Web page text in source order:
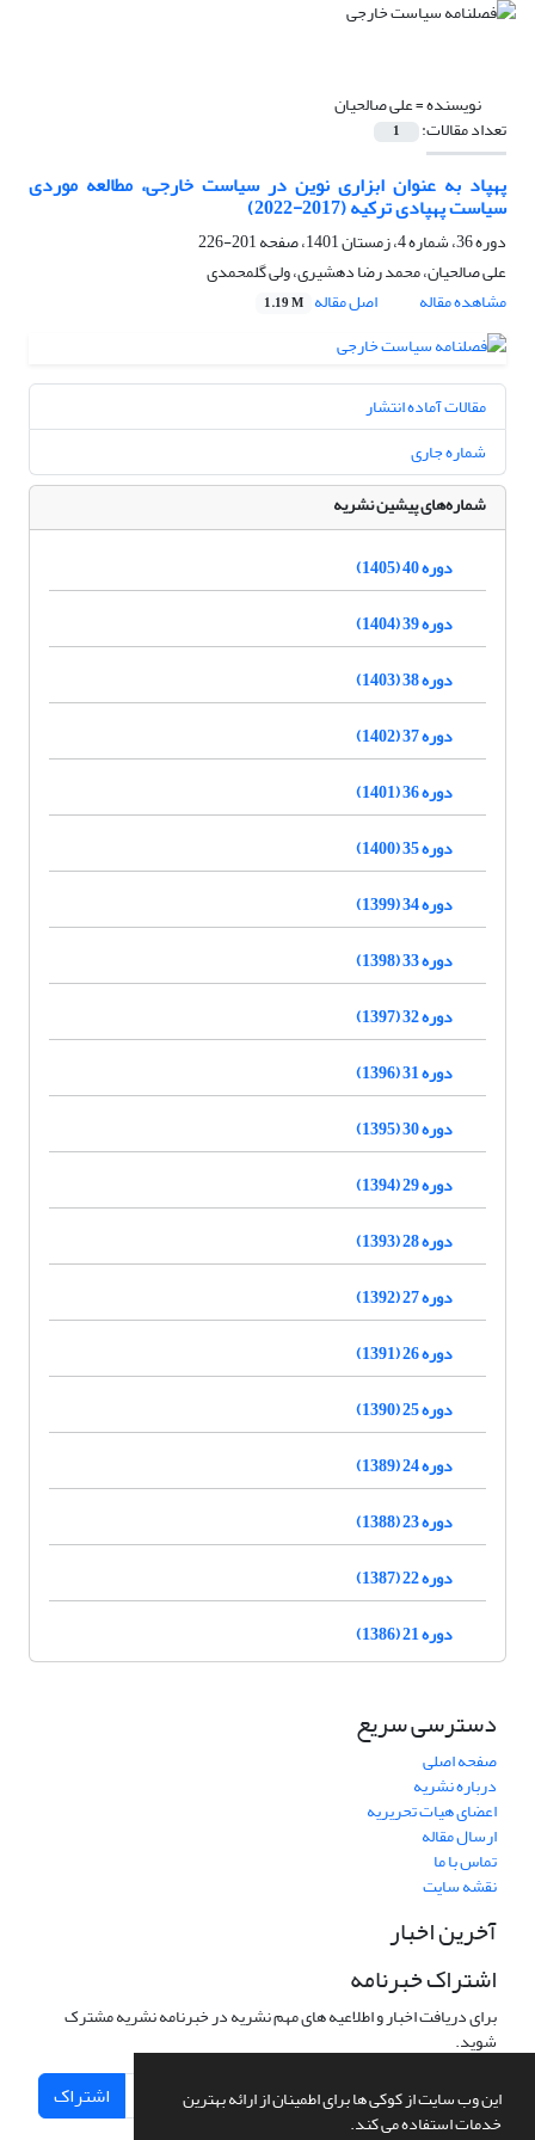
این وب سایت از کوکی ها برای اطمینان از ارائه بهترین
خدمات استفاده می کند.
نویسنده =علی صالحیان
تعداد مقالات: 1
پهپاد به عنوان ابزاری نوین در سیاست خارجی، مطالعه موردی
سیاست پهپادی ترکیه (2017-2022)
دوره 36، شماره 4، زمستان 1401، صفحه
201-226
علی صالحیان، محمد رضا دهشیری، ولی گلمحمدی
مشاهده مقاله
اصل مقاله 1.19 M
مقالات آماده انتشار
شماره جاری
شماره‌های پیشین نشریه
دوره 40 (1405)
دوره 39 (1404)
دوره 38 (1403)
دوره 37 (1402)
دوره 36 (1401)
دوره 35 (1400)
دوره 34 (1399)
دوره 33 (1398)
دوره 32 (1397)
دوره 31 (1396)
دوره 30 (1395)
دوره 29 (1394)
دوره 28 (1393)
دوره 27 (1392)
دوره 26 (1391)
دوره 25 (1390)
دوره 24 (1389)
دوره 23 (1388)
دوره 22 (1387)
دوره 21 (1386)
دسترسی سریع
صفحه اصلی
درباره نشریه
اعضای هیات تحریریه
ارسال مقاله
تماس با ما
نقشه سایت
آخرین اخبار
اشتراک خبرنامه
برای دریافت اخبار و اطلاعیه های مهم نشریه در خبرنامه نشریه مشترک
شوید.
اشتراک